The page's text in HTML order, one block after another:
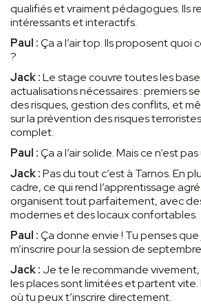
qualifiés et vraiment pédagogues. Ils
intéressants et interactifs.
Paul :Ça a l’air top. Ils proposent quoi
?
Jack :Le stage couvre toutes les
actualisations nécessaires : premiers
des risques, gestion des conflits, et
sur la prévention des risques
complet.
Paul :Ça a l’air solide. Mais ce n’est
Jack :Pas du tout c’est à Tarnos. En
cadre, ce qui rend l’apprentissage
organisent tout parfaitement, avec
modernes et des locaux confortables.
Paul :Ça donne envie ! Tu penses
m’inscrire pour la session de
Jack : Je te le recommande
les places sont limitées et partent vite.
où tu peux t’inscrire directement.